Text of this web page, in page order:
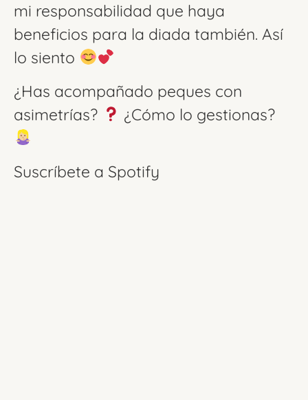
mi responsabilidad que haya
beneficios para la diada también. Así
lo siento
¿Has acompañado peques con
asimetrías?
¿Cómo lo gestionas?
Suscríbete a Spotify